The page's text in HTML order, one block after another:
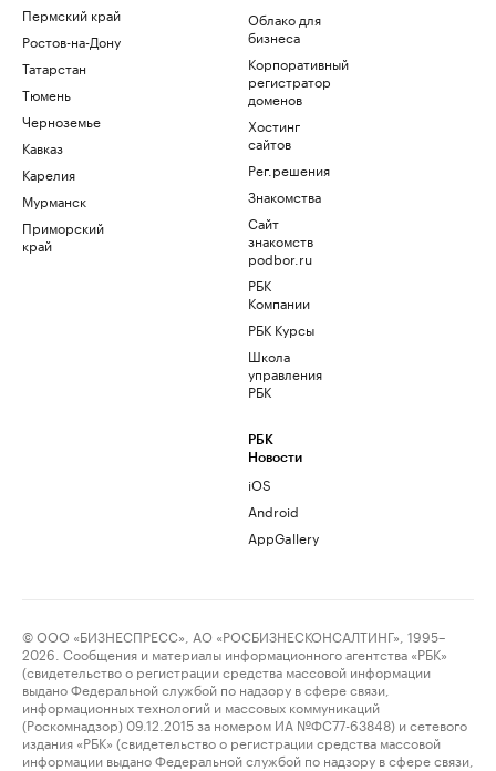
Пермский край
Ростов-на-Дону
Татарстан
Тюмень
Черноземье
Кавказ
Карелия
Мурманск
Приморский
край
Облако для
бизнеса
Корпоративный
регистратор
доменов
Хостинг
сайтов
Рег.решения
Знакомства
Сайт
знакомств
podbor.ru
РБК
Компании
РБК Курсы
Школа
управления
РБК
РБК
Новости
iOS
Android
AppGallery
© ООО «БИЗНЕСПРЕСС», АО «РОСБИЗНЕСКОНСАЛТИНГ», 1995–
2026. Сообщения и материалы информационного агентства «РБК»
(свидетельство о регистрации средства массовой информации
выдано Федеральной службой по надзору в сфере связи,
информационных технологий и массовых коммуникаций
(Роскомнадзор) 09.12.2015 за номером ИА №ФС77-63848) и сетевого
издания «РБК» (свидетельство о регистрации средства массовой
информации выдано Федеральной службой по надзору в сфере связи,